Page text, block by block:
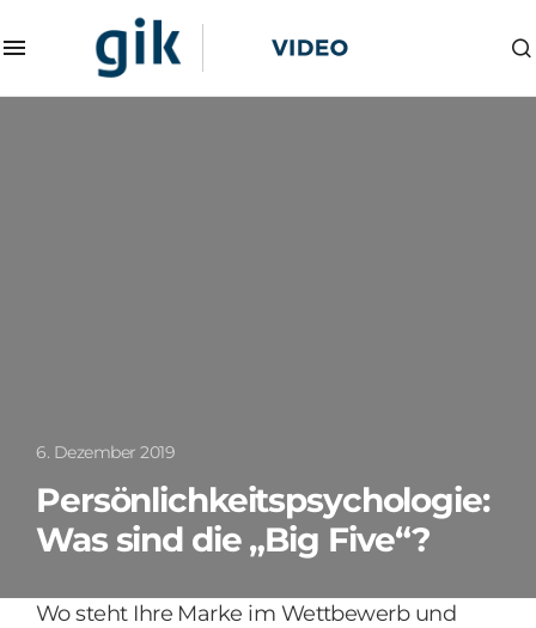
6. Dezember 2019
Persönlichkeitspsychologie:
Was sind die „Big Five“?
Wo steht Ihre Marke im Wettbewerb und